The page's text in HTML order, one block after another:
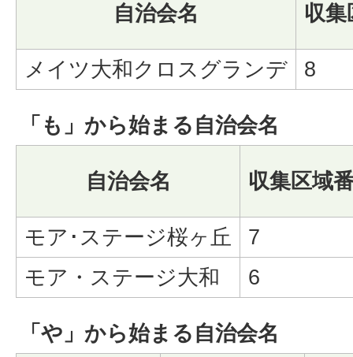
自治会名 収集
メイツ大和クロスグランデ 8
「も」から始まる自治会名
自治会名 収集区域
モア･ステージ桜ヶ丘
7
モア・ステージ大和
6
「や」から始まる自治会名